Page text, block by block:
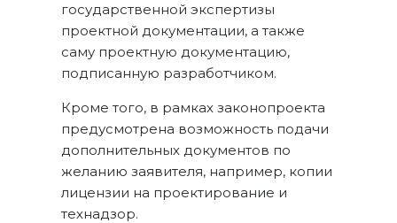
государственной экспертизы
проектной документации, а также
саму проектную документацию,
подписанную разработчиком.
Кроме того, в рамках законопроекта
предусмотрена возможность подачи
дополнительных документов по
желанию заявителя, например, копии
лицензии на проектирование и
технадзор.